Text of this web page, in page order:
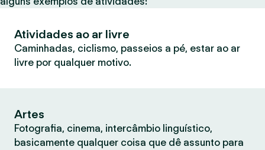
Atividades ao ar livre
Caminhadas, ciclismo, passeios a pé, estar ao ar
livre por qualquer motivo.
Artes
Fotografia, cinema, intercâmbio linguístico,
basicamente qualquer coisa que dê assunto para